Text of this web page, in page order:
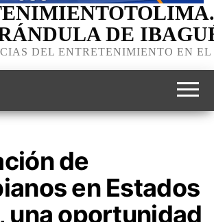
DE
DEL ENTRETENIMIENTO EN
de
en Estados
una oportunidad